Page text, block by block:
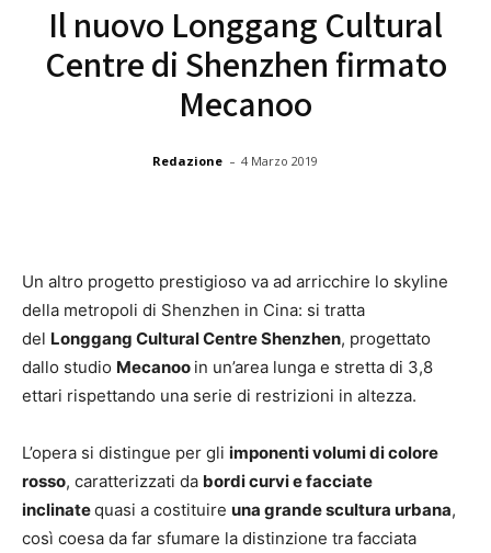
Il nuovo Longgang Cultural
Centre di Shenzhen firmato
Mecanoo
Redazione - 4 Marzo 2019
Un altro progetto prestigioso va ad arricchire lo skyline
della metropoli di Shenzhen in Cina: si tratta
del Longgang Cultural Centre Shenzhen, progettato
dallo studio Mecanoo in un’area lunga e stretta di 3,8
ettari rispettando una serie di restrizioni in altezza.
L’opera si distingue per gli imponenti volumi di colore
rosso, caratterizzati da bordi curvi e facciate
inclinatequasi a costituire una grande scultura urbana,
così coesa da far sfumare la distinzione tra facciata